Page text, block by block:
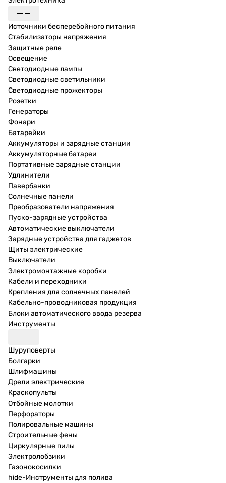
Источники бесперебойного питания
Стабилизаторы напряжения
Защитные реле
Освещение
Светодиодные лампы
Светодиодные светильники
Светодиодные прожекторы
Розетки
Генераторы
Фонари
Батарейки
Аккумуляторы и зарядные станции
Аккумуляторные батареи
Портативные зарядные станции
Удлинители
Павербанки
Солнечные панели
Преобразователи напряжения
Пуско-зарядные устройства
Автоматические выключатели
Зарядные устройства для гаджетов
Щиты электрические
Выключатели
Электромонтажные коробки
Кабели и переходники
Крепления для солнечных панелей
Кабельно-проводниковая продукция
Блоки автоматического ввода резерва
Инструменты
Шуруповерты
Болгарки
Шлифмашины
Дрели электрические
Краскопульты
Отбойные молотки
Перфораторы
Полировальные машины
Строительные фены
Циркулярные пилы
Электролобзики
Газонокосилки
hide-Инструменты для полива